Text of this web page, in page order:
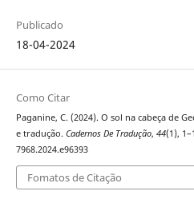
Publicado
18-04-2024
Como Citar
Paganine, C. (2024). O sol na cabeça de
e tradução. Cadernos De Tradução, 44(1),
7968.2024.e96393
Fomatos de Citação